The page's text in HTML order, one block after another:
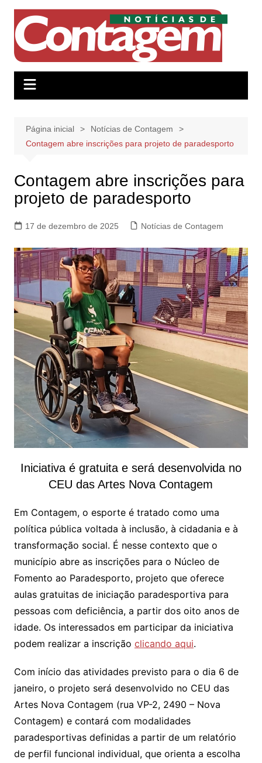
conteúdo
Página inicial
Notícias de Contagem
Contagem abre inscrições para projeto de paradesporto
Contagem abre inscrições para
projeto de paradesporto
17 de dezembro de 2025 Notícias de Contagem
Iniciativa é gratuita e será desenvolvida no
CEU das Artes Nova Contagem
Em Contagem, o esporte é tratado como uma
política pública voltada à inclusão, à cidadania e à
transformação social. É nesse contexto que o
município abre as inscrições para o Núcleo de
Fomento ao Paradesporto, projeto que oferece
aulas gratuitas de iniciação paradesportiva para
pessoas com deficiência, a partir dos oito anos de
idade. Os interessados em participar da iniciativa
podem realizar a inscrição clicando aqui.
Com início das atividades previsto para o dia 6 de
janeiro, o projeto será desenvolvido no CEU das
Artes Nova Contagem (rua VP-2, 2490 – Nova
Contagem) e contará com modalidades
paradesportivas definidas a partir de um relatório
de perfil funcional individual, que orienta a escolha